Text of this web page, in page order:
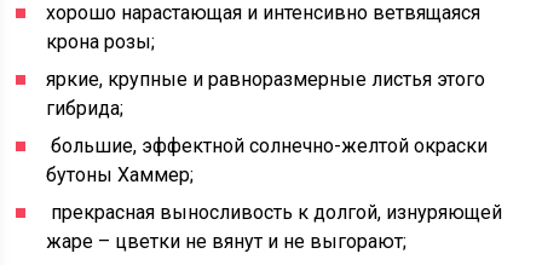
хорошо нарастающая и интенсивно ветвящаяся
крона розы;
яркие, крупные и равноразмерные листья этого
гибрида;
большие, эффектной солнечно-желтой окраски
бутоны Хаммер;
прекрасная выносливость к долгой, изнуряющей
жаре – цветки не вянут и не выгорают;